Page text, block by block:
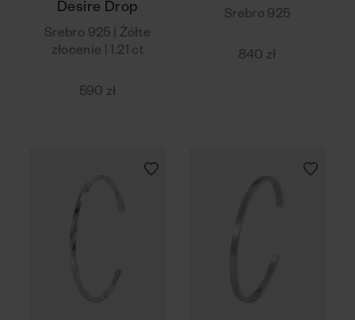
Desire Drop
Srebro 925 | Żółte
złocenie | 1.21 ct
590 zł
Srebro 925
840 zł